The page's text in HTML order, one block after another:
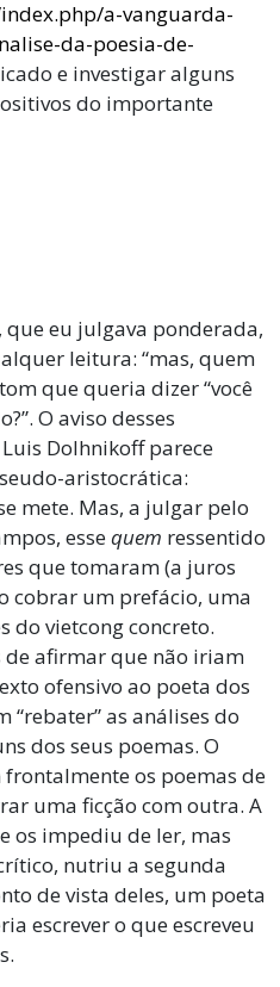
a-vanguarda-
da-poesia-de-
e investigar alguns
do importante
que eu julgava ponderada,
leitura: “mas, quem
que queria dizer “você
O aviso desses
Dolhnikoff parece
aristocrática:
mete. Mas, a julgar pelo
essequem ressentido
que tomaram (a juros
cobrar um prefácio, uma
do vietcong concreto.
afirmar que não iriam
ofensivo ao poeta dos
“rebater” as análises do
dos seus poemas. O
os poemas de
uma ficção com outra. A
os impediu de ler, mas
nutriu a segunda
de vista deles, um poeta
escrever o que escreveu